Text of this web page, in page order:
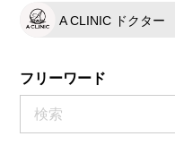
A CLINIC ドクター
フリーワード